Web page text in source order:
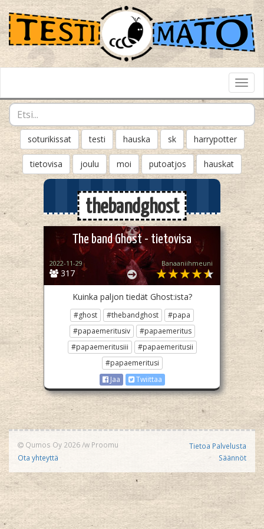
soturikissat testi hauska sk harrypotter
tietovisa joulu moi putoatjos hauskat
thebandghost
The band Ghost - tietovisa
317
2022-11-29 Banaaniihmeuni
Kuinka paljon tiedät Ghost:ista?
#ghost #thebandghost
#papa
#papaemeritusiv
#papaemeritus
#papaemeritusiii
#papaemeritusii
#papaemeritusi
Jaa
Twiittaa
Qumos Oy 2026/w Proomu
Ota yhteyttä
Tietoa Palvelusta
Säännöt